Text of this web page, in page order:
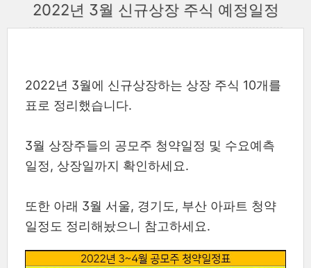
2022년 3월 신규상장 주식 예정일정
2022년 3월에 신규상장하는 상장 주식 10개를
표로 정리했습니다.
3월 상장주들의 공모주 청약일정 및 수요예측
일정, 상장일까지 확인하세요.
또한 아래 3월 서울, 경기도, 부산 아파트 청약
일정도 정리해놨으니 참고하세요.